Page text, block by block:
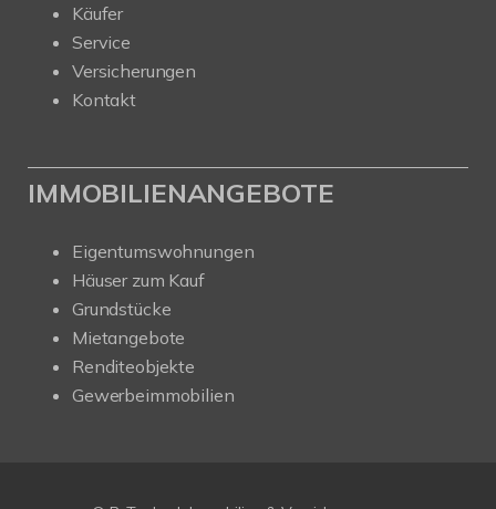
Käufer
Service
Versicherungen
Kontakt
IMMOBILIENANGEBOTE
Eigentumswohnungen
Häuser zum Kauf
Grundstücke
Mietangebote
Renditeobjekte
Gewerbeimmobilien